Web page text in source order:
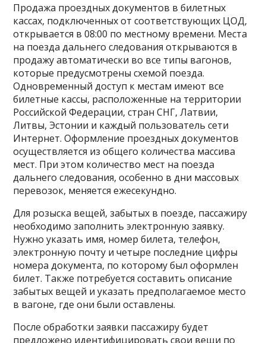
Продажа проездных документов в билетных
кассах, подключенных от соответствующих ЦОД,
открывается в 08:00 по местному времени. Места
на поезда дальнего следования открываются в
продажу автоматически во все типы вагонов,
которые предусмотрены схемой поезда.
Одновременный доступ к местам имеют все
билетные кассы, расположенные на территории
Российской Федерации, стран СНГ, Латвии,
Литвы, Эстонии и каждый пользователь сети
Интернет. Оформление проездных документов
осуществляется из общего количества массива
мест. При этом количество мест на поезда
дальнего следования, особенно в дни массовых
перевозок, меняется ежесекундно.
Для розыска вещей, забытых в поезде, пассажиру
необходимо заполнить электронную заявку.
Нужно указать имя, номер билета, телефон,
электронную почту и четыре последние цифры
номера документа, по которому был оформлен
билет. Также потребуется составить описание
забытых вещей и указать предполагаемое место
в вагоне, где они были оставлены.
После обработки заявки пассажиру будет
предложено идентифицировать свои вещи по